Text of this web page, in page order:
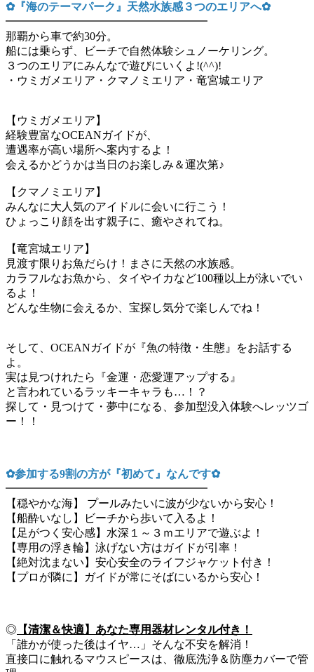
✿『海のテーマパーク』天然水族感３つのエリアへ✿
━━━━━━━━━━━━━━━━━━
那覇から車で約30分。
船には乗らず、ビーチで自然体験シュノーケリング。
３つのエリアにみんなで遊びにいくよ!(^^)!
・ウミガメエリア・クマノミエリア・竜宮城エリア
【ウミガメエリア】
経験豊富なOCEANガイドが、
遭遇率が高い場所へ案内するよ！
会えるかどうかは当日のお楽しみ＆運次第♪
【クマノミエリア】
みんなに大人気のアイドルに会いに行こう！
ひょっこり顔を出す親子に、癒やされてね。
【竜宮城エリア】
見渡す限りお魚だらけ！まさに天然の水族感。
カラフルなお魚から、タイやイカなど100種以上が泳いでい
るよ！
どんな生物に会えるか、宝探し気分で楽しんでね！
そして、OCEANガイドが『魚の特徴・生態』をお話する
よ。
実は見つけれたら『金運・恋愛運アップする』
と言われているラッキーキャラも…！？
探して・見つけて・夢中になる、参加型没入体験へレッツゴ
ー！！
✿参加する9割の方が『初めて』なんです✿
━━━━━━━━━━━━━━━━━━
【穏やかな海】 プールみたいに波が少ないから安心！
【船酔いなし】ビーチから歩いて入るよ！
【足がつく安心感】水深１～３ｍエリアで遊ぶよ！
【専用の浮き輪】泳げない方はガイドが引率！
【絶対沈まない】安心安全のライフジャケット付き！
【プロが隣に】ガイドが常にそばにいるから安心！
◎ 【清潔＆快適】あなた専用器材レンタル付き！
「誰かが使った後はイヤ…」そんな不安を解消！
直接口に触れるマウスピースは、徹底洗浄＆防塵カバーで管